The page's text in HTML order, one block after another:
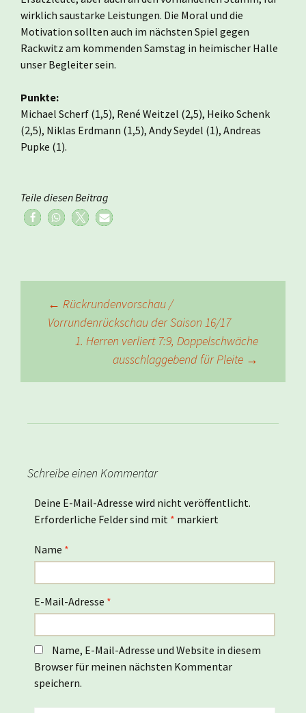
wirklich saustarke Leistungen. Die Moral und die
Motivation sollten auch im nächsten Spiel gegen
Rackwitz am kommenden Samstag in heimischer Halle
unser Begleiter sein.
Punkte:
Michael Scherf (1,5), René Weitzel (2,5), Heiko Schenk
(2,5), Niklas Erdmann (1,5), Andy Seydel (1), Andreas
Pupke (1).
Teile diesen Beitrag
Beitragsnavigation
← Rückrundenvorschau /
Vorrundenrückschau der Saison 16/17
1. Herren verliert 7:9, Doppelschwäche
ausschlaggebend für Pleite →
Schreibe einen Kommentar
Deine E-Mail-Adresse wird nicht veröffentlicht.
Erforderliche Felder sind mit * markiert
Name *
E-Mail-Adresse *
Name, E-Mail-Adresse und Website in diesem
Browser für meinen nächsten Kommentar
speichern.